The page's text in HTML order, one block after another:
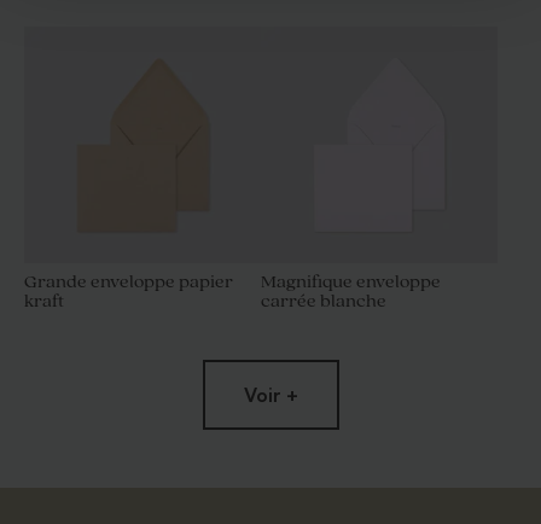
Grande enveloppe papier
kraft
Magnifique enveloppe
carrée blanche
Voir +